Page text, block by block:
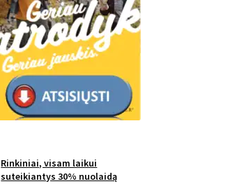
Rinkiniai, visam laikui
suteikiantys 30% nuolaidą